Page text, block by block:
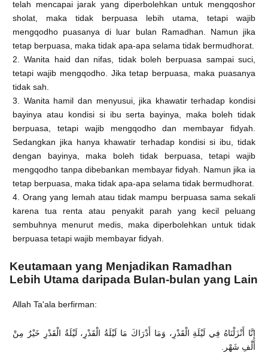
telah mencapai jarak yang diperbolehkan untuk mengqoshor
sholat, maka tidak berpuasa lebih utama, tetapi wajib
mengqodho puasanya di luar bulan Ramadhan. Namun jika
tetap berpuasa, maka tidak apa-apa selama tidak bermudhorat.
2. Wanita haid dan nifas, tidak boleh berpuasa sampai suci,
tetapi wajib mengqodho. Jika tetap berpuasa, maka puasanya
tidak sah.
3. Wanita hamil dan menyusui, jika khawatir terhadap kondisi
bayinya atau kondisi si ibu serta bayinya, maka boleh tidak
berpuasa, tetapi wajib mengqodho dan membayar fidyah.
Sedangkan jika hanya khawatir terhadap kondisi si ibu, tidak
dengan bayinya, maka boleh tidak berpuasa, tetapi wajib
mengqodho tanpa dibebankan membayar fidyah. Namun jika ia
tetap berpuasa, maka tidak apa-apa selama tidak bermudhorat.
4. Orang yang lemah atau tidak mampu berpuasa sama sekali
karena tua renta atau penyakit parah yang kecil peluang
sembuhnya menurut medis, maka diperbolehkan untuk tidak
berpuasa tetapi wajib membayar fidyah.
Keutamaan yang Menjadikan Ramadhan
Lebih Utama daripada Bulan-bulan yang Lain
Allah Ta'ala berfirman:
إِنَّا أَنْزَلْنَاهُ فِي لَيْلَةِ الْقَدْرِ، وَمَا أَدْرَاكَ مَا لَيْلَةُ الْقَدْرِ، لَيْلَةُ الْقَدْرِ خَيْرٌ مِنْ
أَلْفِ شَهْر.